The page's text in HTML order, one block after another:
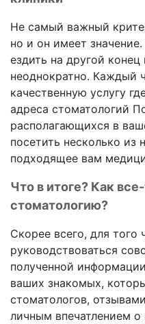
Не самый важный
но и он имеет
ездить на другой
неоднократно. Каждый
качественную услугу
адреса стоматологий
располагающихся в
посетить несколько из
подходящее вам
Что в итоге? Как
стоматологию?
Скорее всего, для
руководствоваться
полученной
ваших знакомых,
стоматологов,
личным впечатлением о